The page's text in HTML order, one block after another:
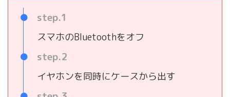
step.1
スマホのBluetoothをオフ
step.2
イヤホンを同時にケースから出す